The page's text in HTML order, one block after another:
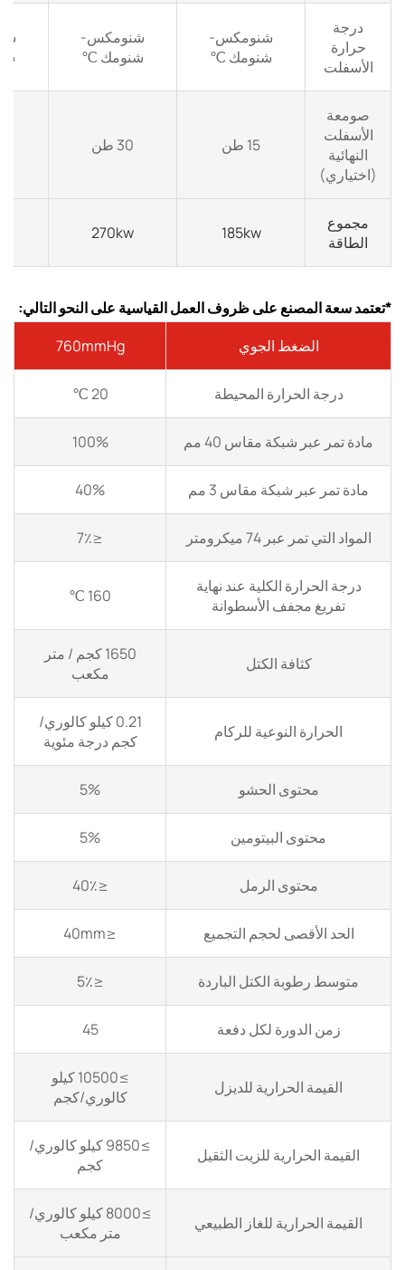
درجة
حرارة
الأسفلت
شنومكس-
شنومك ℃
شنومكس-
شنومك ℃
صومعة
الأسفلت
النهائية
(اختياري)
15 طن 30 طن
مجموع
الطاقة
185kw
270kw
*تعتمد سعة المصنع على ظروف العمل القياسية على النحو التالي:
الضغط الجوي
760mmHg
درجة الحرارة المحيطة 20 ℃
مادة تمر عبر شبكة مقاس 40 مم 100%
مادة تمر عبر شبكة مقاس 3 مم 40%
المواد التي تمر عبر 74 ميكرومتر ≤7٪
درجة الحرارة الكلية عند نهاية
تفريغ مجفف الأسطوانة
160 ℃
كثافة الكتل
1650 كجم / متر
مكعب
الحرارة النوعية للركام
0.21 كيلو كالوري/
كجم درجة مئوية
محتوى الحشو 5%
محتوى البيتومين 5%
محتوى الرمل ≤40٪
الحد الأقصى لحجم التجميع ≤40mm
متوسط ​​رطوبة الكتل الباردة ≤5٪
زمن الدورة لكل دفعة 45
القيمة الحرارية للديزل
≥10500 كيلو
كالوري/كجم
القيمة الحرارية للزيت الثقيل
≥9850 كيلو كالوري/
كجم
القيمة الحرارية للغاز الطبيعي
≥8000 كيلو كالوري/
متر مكعب